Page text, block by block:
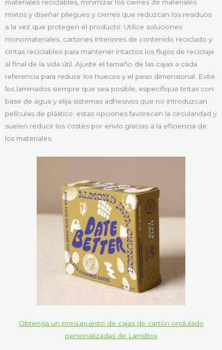
materiales reciclables, minimizar los cierres de materiales
mixtos y diseñar pliegues y cierres que reduzcan los residuos
a la vez que protegen el producto. Utilice soluciones
monomateriales, cartones interiores de contenido reciclado y
cintas reciclables para mantener intactos los flujos de reciclaje
al final de la vida útil. Ajuste el tamaño de las cajas a cada
referencia para reducir los huecos y el peso dimensional. Evite
los laminados siempre que sea posible, especifique tintas con
base de agua y elija sistemas adhesivos que no introduzcan
películas de plástico: estas opciones favorecen la circularidad y
suelen reducir los costes por envío gracias a la eficiencia de
los materiales.
Obtenga un presupuesto de cajas de cartón ondulado
personalizadas de LansBox